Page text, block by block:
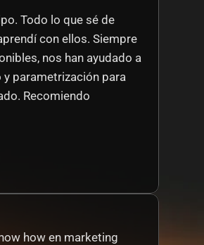
Todo lo que sé de
con ellos. Siempre
nos han ayudado a
parametrización para
Recomiendo
how en marketing